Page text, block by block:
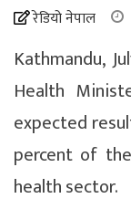
रेडियो नेपाल
Kathmandu,
Health
expected
percent of
health sector.